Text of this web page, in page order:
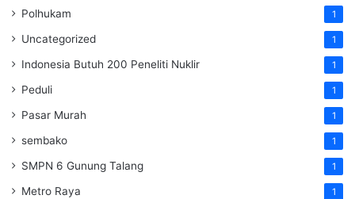
Polhukam 1
Uncategorized 1
Indonesia Butuh 200 Peneliti Nuklir 1
Peduli 1
Pasar Murah 1
sembako 1
SMPN 6 Gunung Talang 1
Metro Raya 1